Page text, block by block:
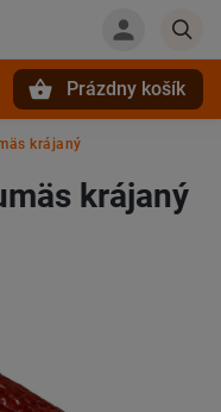
Prázdny košík
krájaný
krájaný